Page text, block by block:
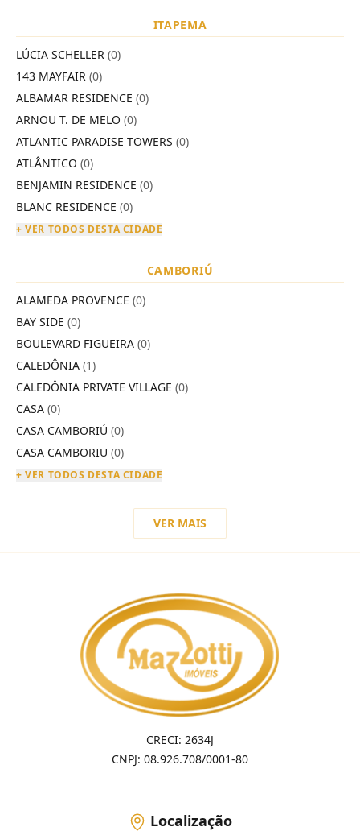
ITAPEMA
LÚCIA SCHELLER (0)
143 MAYFAIR (0)
ALBAMAR RESIDENCE (0)
ARNOU T. DE MELO (0)
ATLANTIC PARADISE TOWERS (0)
ATLÂNTICO (0)
BENJAMIN RESIDENCE (0)
BLANC RESIDENCE (0)
+ VER TODOS DESTA CIDADE
CAMBORIÚ
ALAMEDA PROVENCE (0)
BAY SIDE (0)
BOULEVARD FIGUEIRA (0)
CALEDÔNIA (1)
CALEDÔNIA PRIVATE VILLAGE (0)
CASA (0)
CASA CAMBORIÚ (0)
CASA CAMBORIU (0)
+ VER TODOS DESTA CIDADE
VER MAIS
CRECI: 2634J
CNPJ: 08.926.708/0001-80
Localização